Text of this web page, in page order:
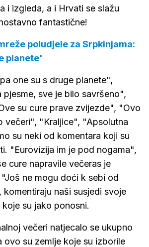
i izgleda, a i Hrvati se slažu
fantastične!
poludjele za Srpkinjama:
planete'
one su s druge planete",
pjesme, sve je bilo savršeno",
su cure prave zvijezde", "Ovo
večeri", "Kraljice", "Apsolutna
su neki od komentara koji su
"Eurovizija im je pod nogama",
cure napravile večeras je
ne mogu doći k sebi od
komentiraju naši susjedi svoje
su jako ponosni.
večeri natjecalo se ukupno
ovo su zemlje koje su izborile